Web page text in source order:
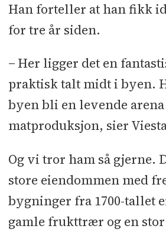
Han forteller at han fikk
for tre år siden.
− Her ligger det en
praktisk talt midt i byen.
byen bli en levende
matproduksjon, sier
Og vi tror ham så gjerne.
store eiendommen med
bygninger fra 1700-tallet
gamle frukttrær og en